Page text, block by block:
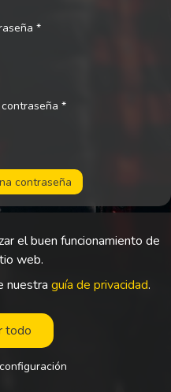
*
*
contraseña
el buen funcionamiento de
web.
nuestra guía de privacidad.
todo